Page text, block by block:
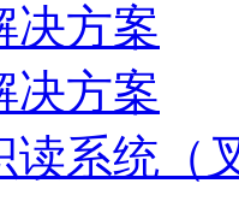
决方案
决方案
读系统（